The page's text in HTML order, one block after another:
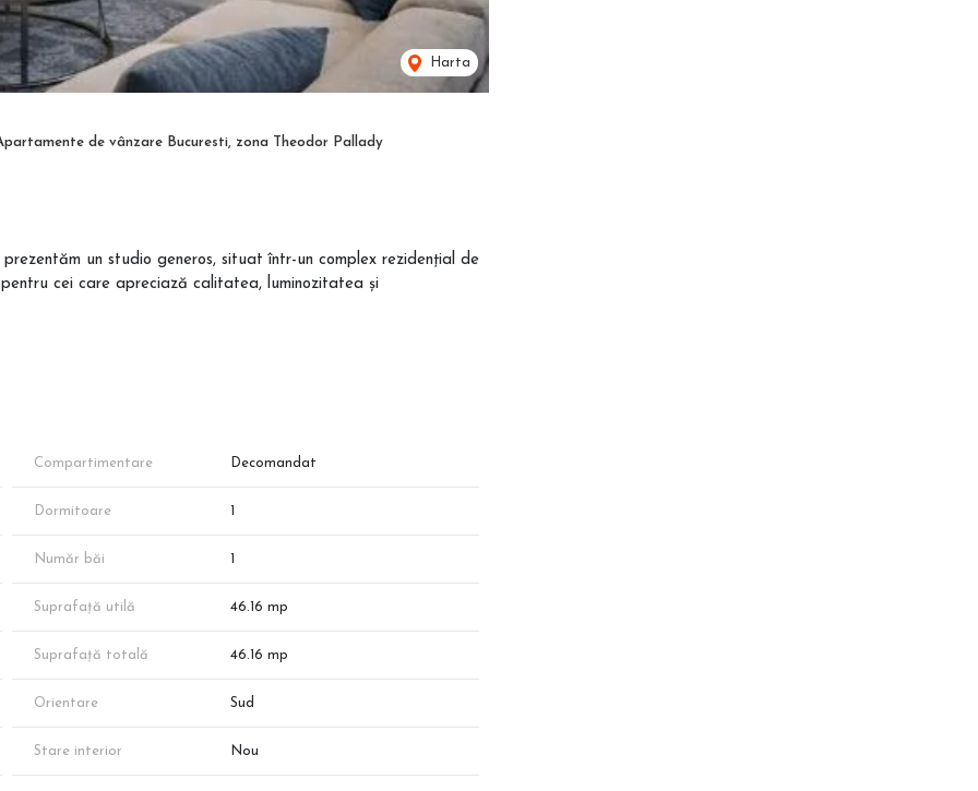
Harta
de vânzare Bucuresti, zona Theodor Pallady
un studio generos, situat într-un complex rezidențial de
cei care apreciază calitatea, luminozitatea și
selectă.
la:
Compartimentare Decomandat
Dormitoare
Număr băi
Suprafață utilă 46.16 mp
Suprafață totală 46.16 mp
Orientare Sud
Stare interior Nou